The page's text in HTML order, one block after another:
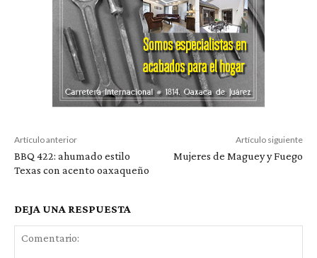
Artículo anterior
BBQ 422: ahumado estilo
Texas con acento oaxaqueño
Artículo siguiente
Mujeres de Maguey y Fuego
DEJA UNA RESPUESTA